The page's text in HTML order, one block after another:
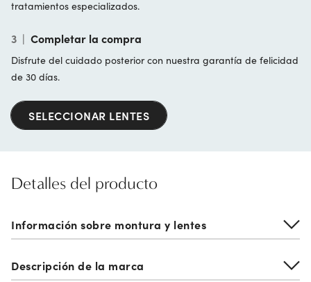
tratamientos especializados.
3 | Completar la compra
Disfrute del cuidado posterior con nuestra garantía de felicidad
de 30 días.
SELECCIONAR LENTES
Detalles del producto
Información sobre montura y lentes
Descripción de la marca